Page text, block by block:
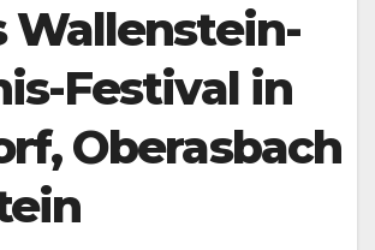
Wallenstein-
Festival in
Oberasbach